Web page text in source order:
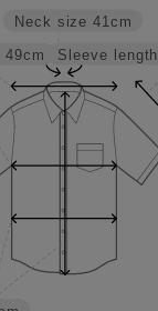
Sleeve length
Neck size 41cm
49cm